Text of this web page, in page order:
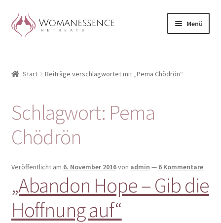
Zur
Navigation
Zum
Inhalt
Menü
Blog
Shop / Retreats im Allgäu
CLAUDIA TAVERNA
Erfahrungen
Warenkorb
Start Beiträge verschlagwortet mit „Pema Chödrön“
Schlagwort: Pema
Chödrön
Veröffentlicht am 6. November 2016von admin — 6 Kommentare
„Abandon Hope – Gib die
Hoffnung auf“